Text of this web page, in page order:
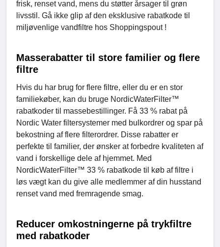
frisk, renset vand, mens du støtter årsager til grøn
livsstil. Gå ikke glip af den eksklusive rabatkode til
miljøvenlige vandfiltre hos Shoppingspout !
Masserabatter til store familier og flere
filtre
Hvis du har brug for flere filtre, eller du er en stor
familiekøber, kan du bruge NordicWaterFilter™
rabatkoder til massebestillinger. Få 33 % rabat på
Nordic Water filtersystemer med bulkordrer og spar på
bekostning af flere filterordrer. Disse rabatter er
perfekte til familier, der ønsker at forbedre kvaliteten af
​​vand i forskellige dele af hjemmet. Med
NordicWaterFilter™ 33 % rabatkode til køb af filtre i
løs vægt kan du give alle medlemmer af din husstand
renset vand med fremragende smag.
Reducer omkostningerne på trykfiltre
med rabatkoder